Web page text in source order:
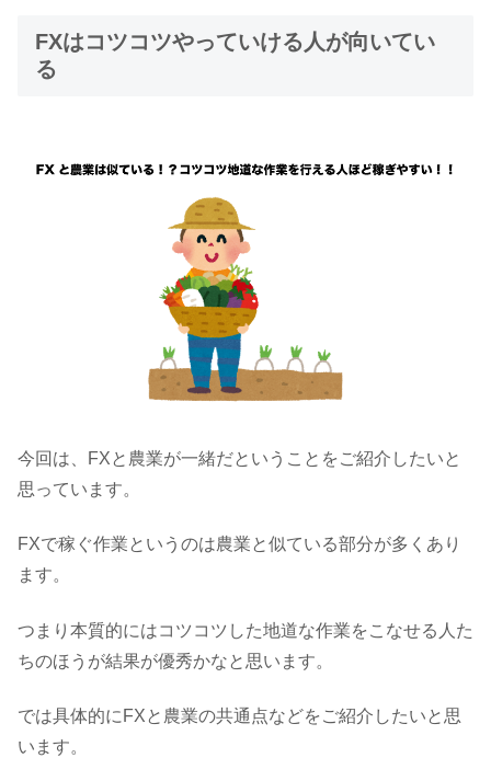
FXはコツコツやっていける人が向いてい
る
今回は、FXと農業が一緒だということをご紹介したいと
思っています。
FXで稼ぐ作業というのは農業と似ている部分が多くあり
ます。
つまり本質的にはコツコツした地道な作業をこなせる人た
ちのほうが結果が優秀かなと思います。
では具体的にFXと農業の共通点などをご紹介したいと思
います。